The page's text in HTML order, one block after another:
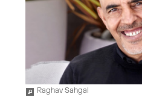
Raghav Sahgal